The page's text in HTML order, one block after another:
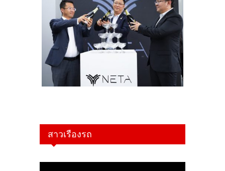
สาวเรืองรถ